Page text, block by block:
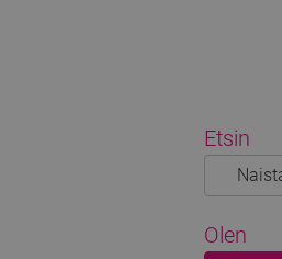
Etsin
Olen